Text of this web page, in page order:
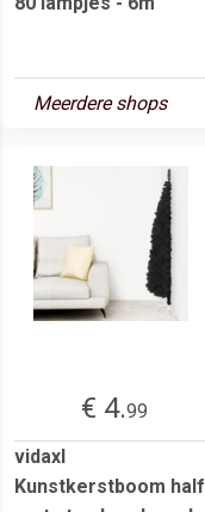
Meerdere shops
€ 4.99
vidaxl
Kunstkerstboom half